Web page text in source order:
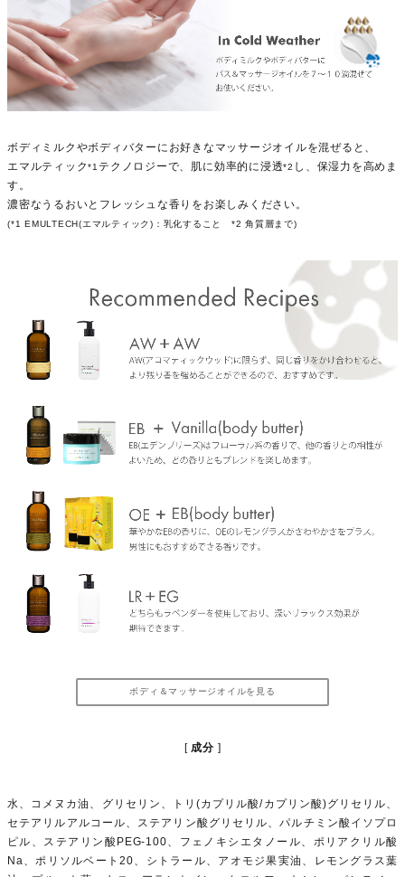
ボディミルクやボディバターにお好きなマッサージオイルを混ぜると、
エマルティック*1 テクノロジーで、肌に効率的に浸透*2 し、保湿力を高めま
す。
濃密なうるおいとフレッシュな香りをお楽しみください。
(*1 EMULTECH(エマルティック)：乳化すること *2 角質層まで)
ボディ＆マッサージオイルを見る
成分
水、コメヌカ油、グリセリン、トリ(カプリル酸/カプリン酸)グリセリル、
セテアリルアルコール、ステアリン酸グリセリル、パルチミン酸イソプロ
ピル、ステアリン酸PEG-100、フェノキシエタノール、ポリアクリル酸
Na、ポリソルベート20、シトラール、アオモジ果実油、レモングラス葉